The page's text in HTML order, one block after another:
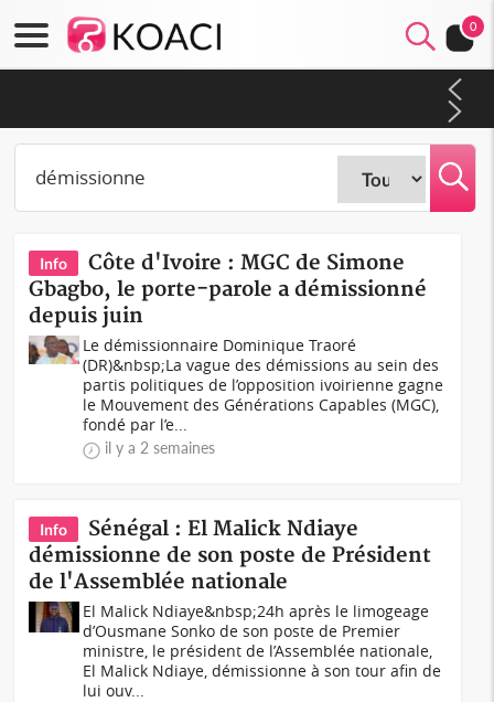
0
Info
Côte d'Ivoire : MGC de Simone
Gbagbo, le porte-parole a démissionné
depuis juin
Le démissionnaire Dominique Traoré
(DR)&nbsp;La vague des démissions au sein des
partis politiques de l’opposition ivoirienne gagne
le Mouvement des Générations Capables (MGC),
fondé par l’e...
il y a 2 semaines
Info
Sénégal : El Malick Ndiaye
démissionne de son poste de Président
de l'Assemblée nationale
El Malick Ndiaye&nbsp;24h après le limogeage
d’Ousmane Sonko de son poste de Premier
ministre, le président de l’Assemblée nationale,
El Malick Ndiaye, démissionne à son tour afin de
lui ouv...